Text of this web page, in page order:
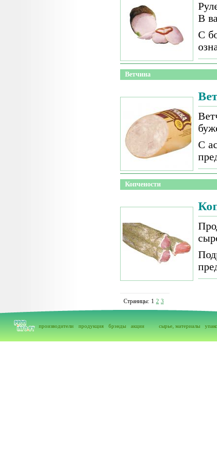
В
С
Ветчина
С
Копчености
Страницы: 1 2 3
производители продукция брэнды акции сырье, материалы